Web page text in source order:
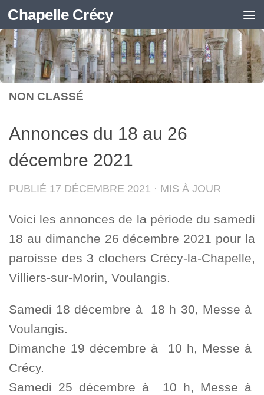
Skip to content
Chapelle Crécy
NON CLASSÉ
Annonces du 18 au 26
décembre 2021
PUBLIÉ 17 DÉCEMBRE 2021 · MIS À JOUR
Voici les annonces de la période du samedi
18 au dimanche 26 décembre 2021 pour la
paroisse des 3 clochers Crécy-la-Chapelle,
Villiers-sur-Morin, Voulangis.
Samedi 18 décembre à 18 h 30, Messe à
Voulangis.
Dimanche 19 décembre à 10 h, Messe à
Crécy.
Samedi 25 décembre à 10 h, Messe à